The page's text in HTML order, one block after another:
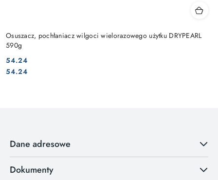
Osuszacz, pochłaniacz wilgoci wielorazowego użytku DRYPEARL
590g
Cena:
54.24
Cena:
54.24
Dane adresowe
Dokumenty